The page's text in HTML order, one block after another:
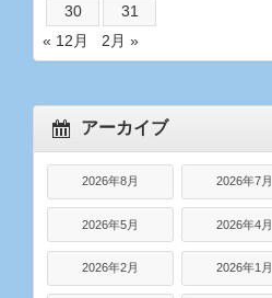
30
31
« 12月
2月 »
アーカイブ
2026年8月 2026年7月
2026年5月 2026年4月
2026年2月 2026年1月